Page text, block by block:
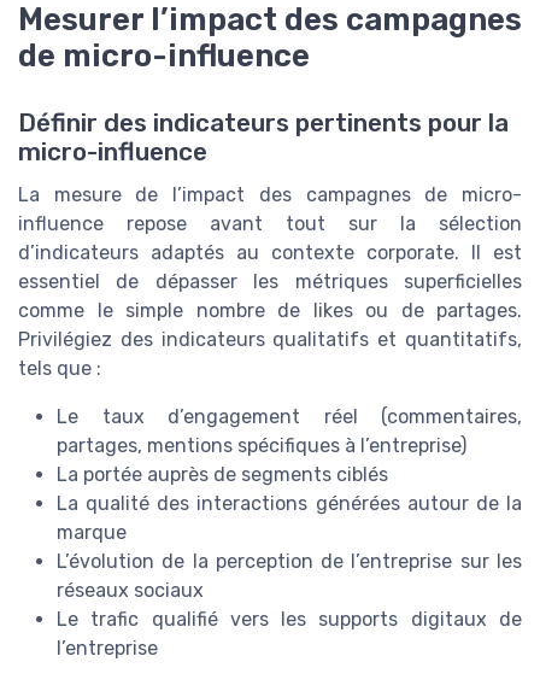
Mesurer l’impact des campagnes
de micro-influence
Définir des indicateurs pertinents pour la
micro-influence
La mesure de l’impact des campagnes de micro-
influence repose avant tout sur la sélection
d’indicateurs adaptés au contexte corporate. Il est
essentiel de dépasser les métriques superficielles
comme le simple nombre de likes ou de partages.
Privilégiez des indicateurs qualitatifs et quantitatifs,
tels que :
Le taux d’engagement réel (commentaires,
partages, mentions spécifiques à l’entreprise)
La portée auprès de segments ciblés
La qualité des interactions générées autour de la
marque
L’évolution de la perception de l’entreprise sur les
réseaux sociaux
Le trafic qualifié vers les supports digitaux de
l’entreprise